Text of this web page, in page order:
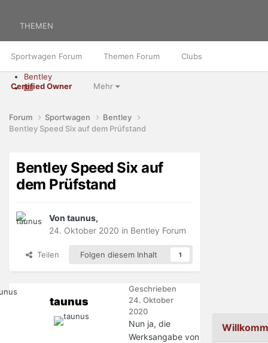
Sportwagen Forum Themen Forum Clubs
Certified Owner Mehr
THEMEN
Bentley
Forum Sportwagen
Bentley
Bentley Speed Six auf dem Prüfstand
Bentley Speed Six auf
dem Prüfstand
Von taunus,
24. Oktober 2020 in Bentley Forum
Teilen Folgen diesem Inhalt 1
taunus
Geschrieben
24. Oktober
2020
Nun ja, die
Werksangabe von